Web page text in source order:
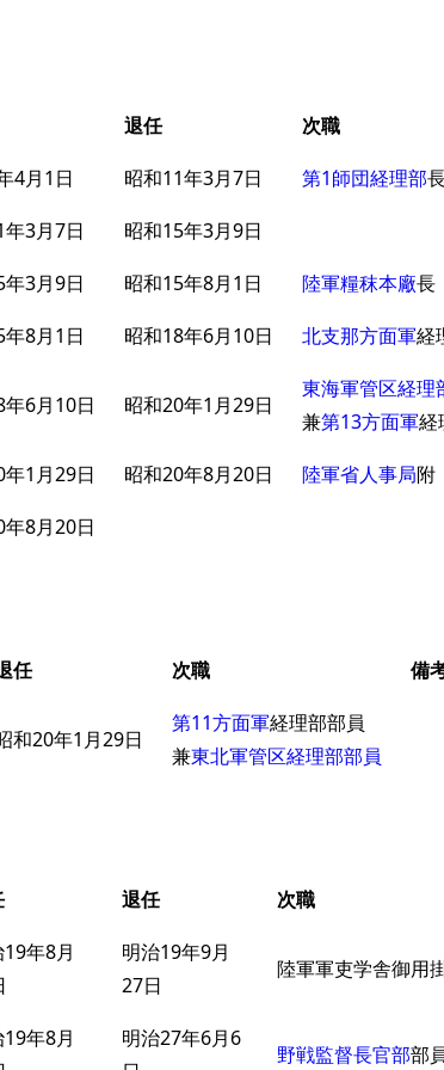
退任 次職
4月1日 昭和11年3月7日 第1師団経理部
年3月7日 昭和15年3月9日
年3月9日 昭和15年8月1日 陸軍糧秣本廠長
年8月1日 昭和18年6月10日 北支那方面軍経
年6月10日 昭和20年1月29日
東海軍管区経理
兼第13方面軍経
年1月29日 昭和20年8月20日 陸軍省人事局附
年8月20日
任 次職 備
和20年1月29日
第11方面軍経理部部員
兼東北軍管区経理部部員
退任 次職
年8月
明治19年9月
27日
陸軍軍吏学舎御用
年8月
明治27年6月6
野戦監督長官部部